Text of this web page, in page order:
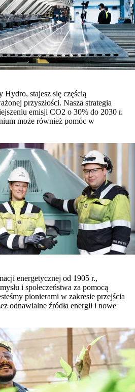
stajesz się częścią
przyszłości. Nasza strategia
emisji CO2 o 30% do 2030 r.
może również pomóc w
energetycznej od 1905 r.,
i społeczeństwa za pomocą
pionierami w zakresie przejścia
odnawialne źródła energii i nowe